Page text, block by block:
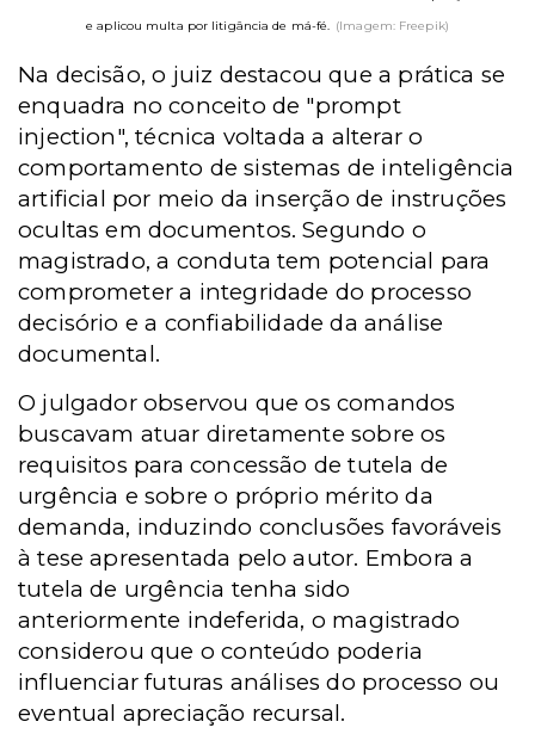
e aplicou multa por litigância de má-fé. (Imagem: Freepik)
Na decisão, o juiz destacou que a prática se
enquadra no conceito de "prompt
injection", técnica voltada a alterar o
comportamento de sistemas de inteligência
artificial por meio da inserção de instruções
ocultas em documentos. Segundo o
magistrado, a conduta tem potencial para
comprometer a integridade do processo
decisório e a confiabilidade da análise
documental.
O julgador observou que os comandos
buscavam atuar diretamente sobre os
requisitos para concessão de tutela de
urgência e sobre o próprio mérito da
demanda, induzindo conclusões favoráveis
à tese apresentada pelo autor. Embora a
tutela de urgência tenha sido
anteriormente indeferida, o magistrado
considerou que o conteúdo poderia
influenciar futuras análises do processo ou
eventual apreciação recursal.